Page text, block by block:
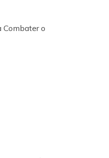
Combater o